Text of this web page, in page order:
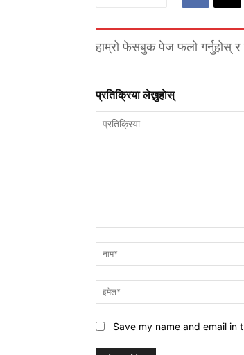
हाम्रो फेसबुक पेज फलो गर्नुहोस् र
प्रतिक्रिया लेख्नुहाेस्
Save my name and email in